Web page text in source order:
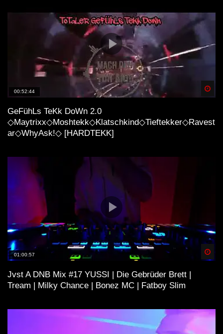
00:52:44
GeFühLs TeKk DoWn 2.0
◇Maytrixx◇Moshtekk◇Klatschkind◇Tieftekker◇Ravest
ar◇WhyAsk!◇ [HARDTEKK]
01:00:57
Jvst A DNB Mix #17 YUSSI | Die Gebrüder Brett |
Tream | Milky Chance | Bonez MC | Fatboy Slim